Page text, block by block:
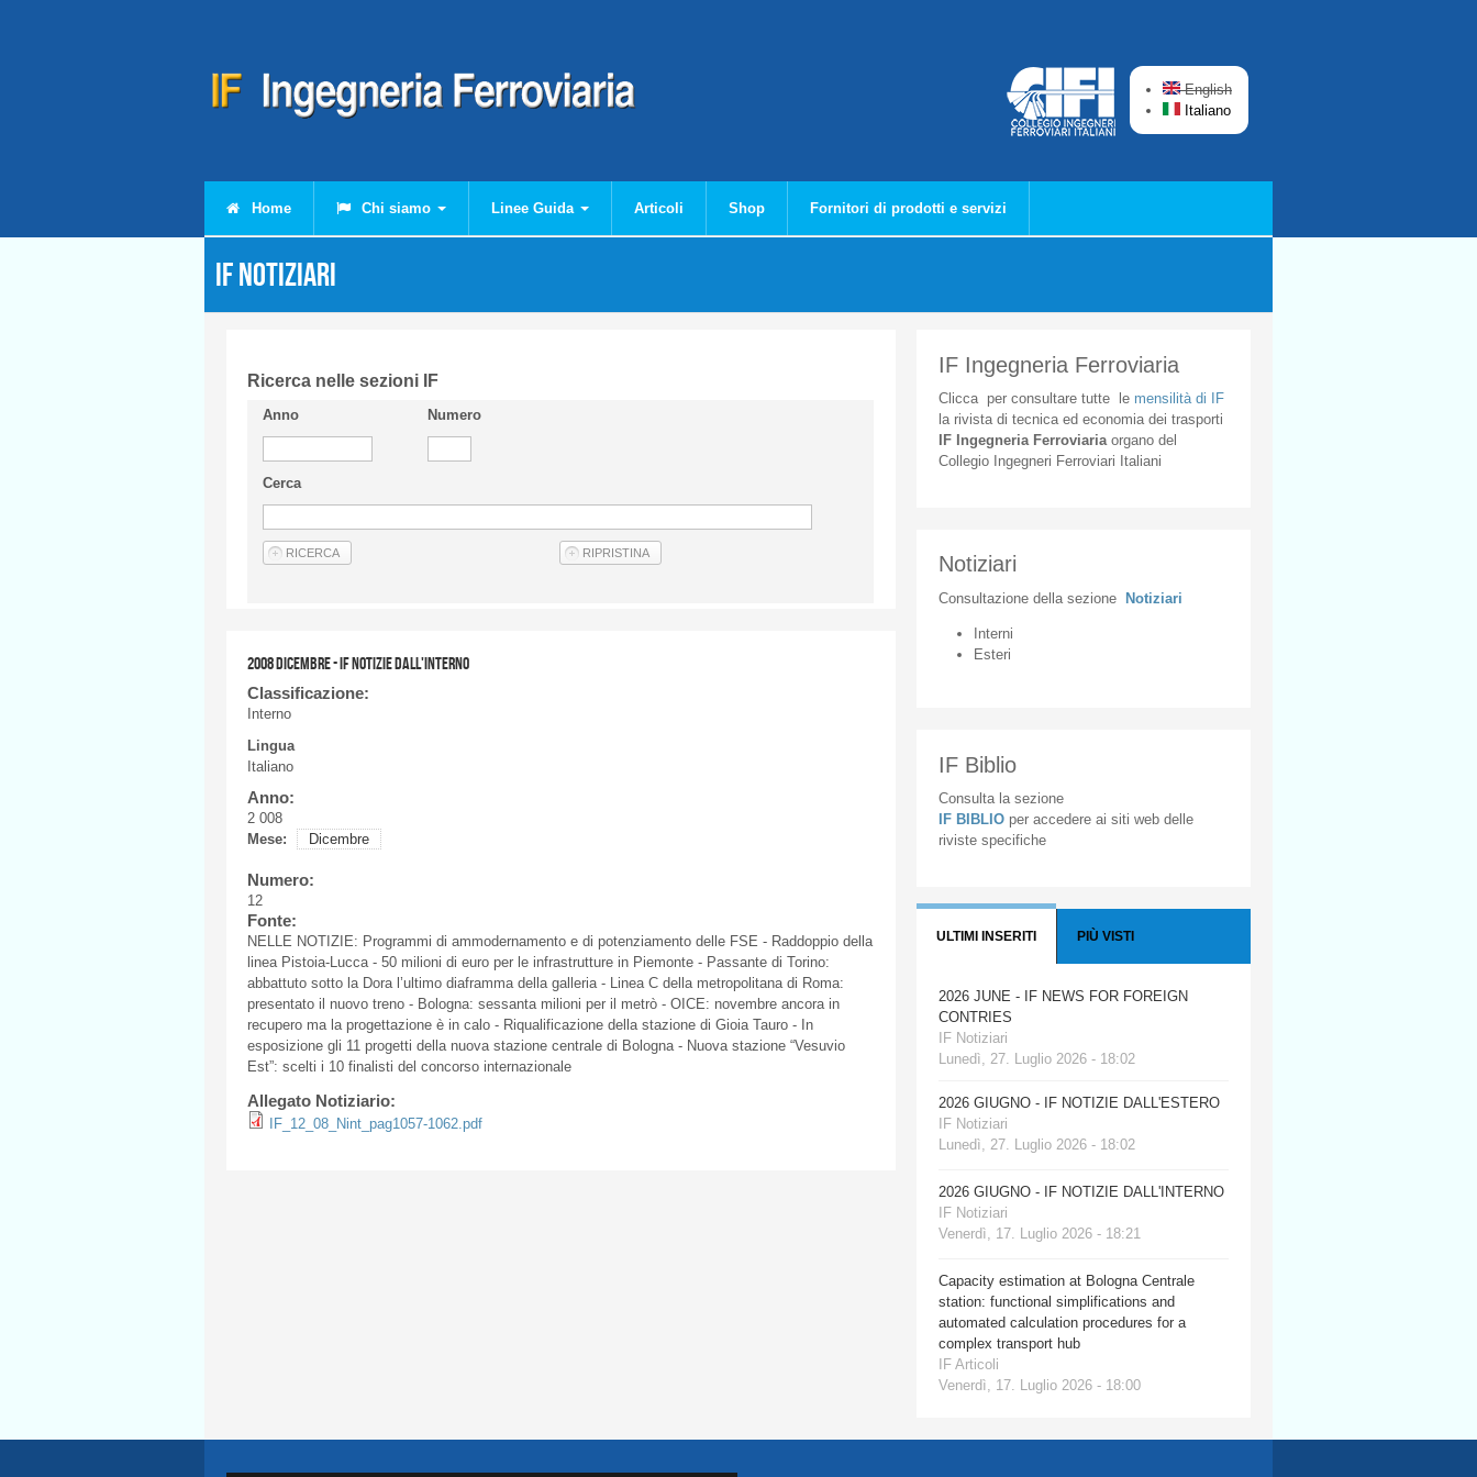
English
Italiano
Home Chi siamo Linee Guida Articoli Shop Fornitori di prodotti e servizi
IF Notiziari
Ricerca nelle sezioni IF
Anno Numero
Cerca
2008 DICEMBRE - IF NOTIZIE DALL'INTERNO
Classificazione:
Interno
Lingua
Italiano
Anno:
2 008
Mese:
Dicembre
Numero:
12
Fonte:
NELLE NOTIZIE: Programmi di ammodernamento e di potenziamento delle FSE - Raddoppio della
linea Pistoia-Lucca- 50 milioni di euro per le infrastrutture in Piemonte - Passante di Torino:
abbattuto sotto la Dora l’ultimo diaframma della galleria- LineaC della metropolitana di Roma:
presentato il nuovo treno - Bologna: sessanta milioni per il metrò - OICE: novembre ancorain
recupero ma la progettazione è in calo - Riqualificazione della stazione di Gioia Tauro - In
esposizione gli 11 progetti della nuova stazione centrale di Bologna - Nuova stazione “Vesuvio
Est”: scelti i 10 finalisti del concorso internazionale
Allegato Notiziario:
IF_12_08_Nint_pag1057-1062.pdf
IF Ingegneria Ferroviaria
Cliccaper consultare tuttele mensilità di IF
la rivista di tecnica ed economia dei trasporti
IF Ingegneria Ferroviaria organodel
Collegio
Ingegneri Ferroviari Italiani
Notiziari
Consultazione della sezione Notiziari
Interni
Esteri
IF Biblio
Consulta la sezione
IF BIBLIO per accedere ai siti web delle
riviste specifiche
ULTIMI INSERITI PIÙ VISTI
2026 JUNE - IF NEWS FOR FOREIGN
CONTRIES
IF Notiziari
Lunedì, 27. Luglio 2026 - 18:02
2026 GIUGNO - IF NOTIZIE DALL'ESTERO
IF Notiziari
Lunedì, 27. Luglio 2026 - 18:02
2026 GIUGNO - IF NOTIZIE DALL'INTERNO
IF Notiziari
Venerdì, 17. Luglio 2026 - 18:21
Capacity estimation at Bologna Centrale
station: functional simplifications and
automated calculation procedures for a
complex transport hub
IF Articoli
Venerdì, 17. Luglio 2026 - 18:00